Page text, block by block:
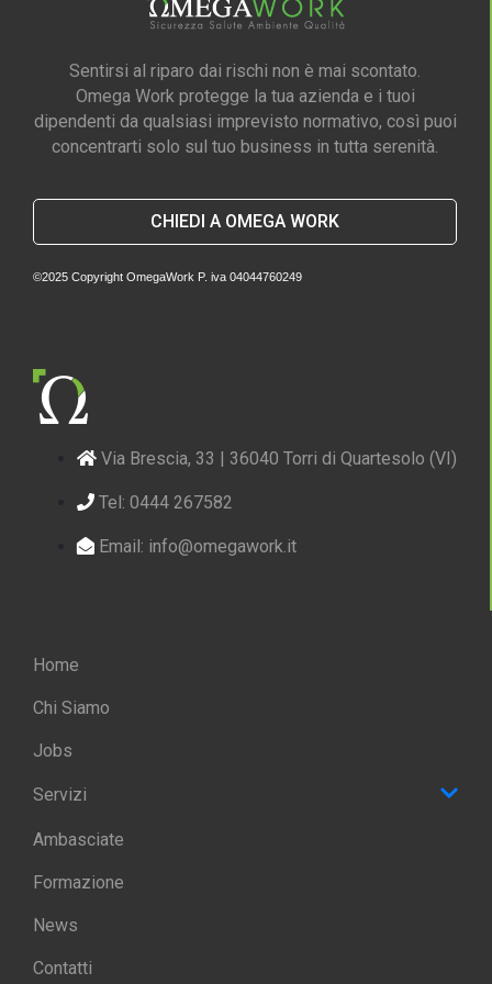
Sentirsi al riparo dai rischi non è mai scontato.
Omega Work protegge la tua azienda e i tuoi
dipendenti da qualsiasi imprevisto normativo, così puoi
concentrarti solo sul tuo business in tutta serenità.
CHIEDI A OMEGA WORK
©2025 Copyright OmegaWork P. iva 04044760249
Via Brescia, 33 | 36040 Torri di Quartesolo (VI)
Tel: 0444 267582
Email: info@omegawork.it
Home
Chi Siamo
Jobs
Servizi
Ambasciate
Formazione
News
Contatti